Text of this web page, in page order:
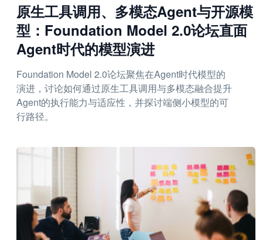
原生工具调用、多模态Agent与开源模
型：Foundation Model 2.0论坛直面
Agent时代的模型演进
Foundation Model 2.0论坛聚焦在Agent时代模型的
演进，讨论如何通过原生工具调用与多模态融合提升
Agent的执行能力与适应性，并探讨端侧小模型的可
行路径。